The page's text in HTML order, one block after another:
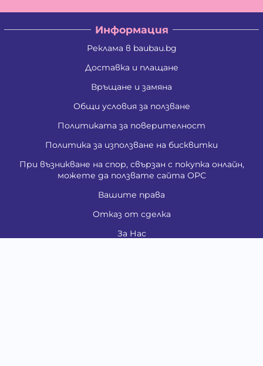
Информация
Реклама в baubau.bg
Доставка и плащане
Връщане и замяна
Общи условия за ползване
Политиката за поверителност
Политика за използване на бисквитки
При възникване на спор, свързан с покупка онлайн,
можете да ползвате сайта ОРС
Вашите права
Отказ от сделка
За Нас